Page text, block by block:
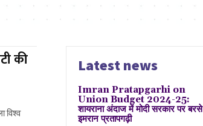
की
विश्व
Latest news
Imran Pratapgarhi on
Union Budget 2024-25:
शायराना अंदाज में मोदी सरकार पर बरसे
इमरान प्रतापगढ़ी